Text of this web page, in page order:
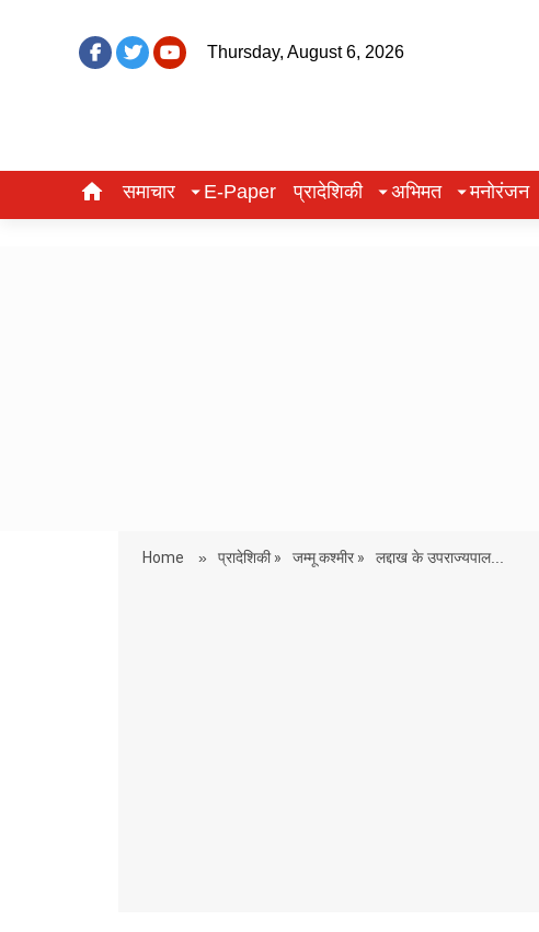
Thursday, August 6, 2026
समाचार E-Paper प्रादेशिकी अभिमत मनोरंजन
Home » प्रादेशिकी » जम्मू कश्मीर » लद्दाख के उपराज्यपाल...